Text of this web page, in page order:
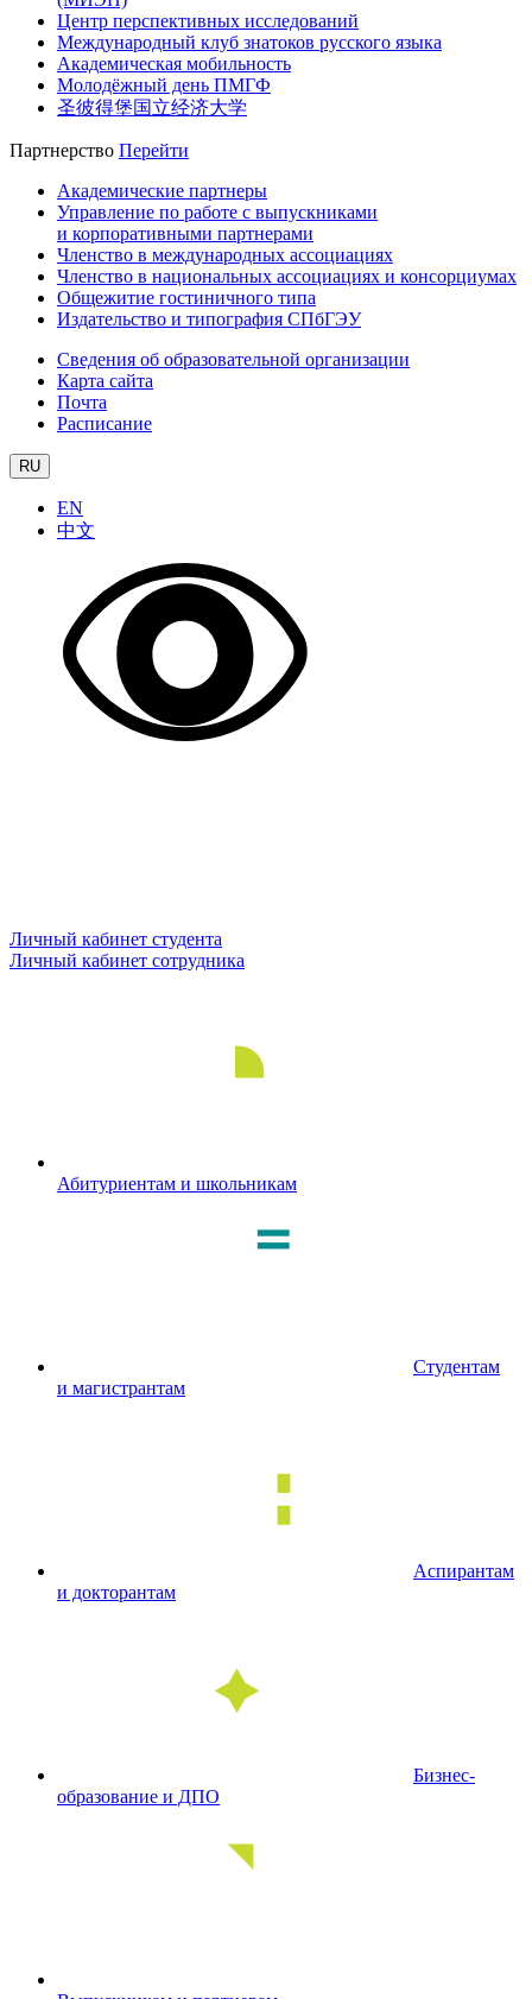
Центр перспективных исследований
Международный клуб знатоков русского языка
Академическая мобильность
Молодёжный день ПМГФ
圣彼得堡国立经济大学
Партнерство Перейти
Академические партнеры
Управление по работе с выпускниками
и корпоративными партнерами
Членство в международных ассоциациях
Членство в национальных ассоциациях и консорциумах
Общежитие гостиничного типа
Издательство и типография СПбГЭУ
Сведения об образовательной организации
Карта сайта
Почта
Расписание
RU
EN
中文
Личный кабинет студента
Личный кабинет сотрудника
Абитуриентам и школьникам
Студентам
и магистрантам
Аспирантам
и докторантам
Бизнес-
образование и ДПО